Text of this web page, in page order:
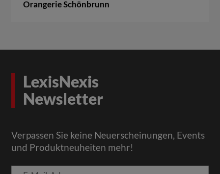
Orangerie Schönbrunn
LexisNexis
Newsletter
Verpassen Sie keine Neuerscheinungen, Events
und Produktneuheiten mehr!
E-